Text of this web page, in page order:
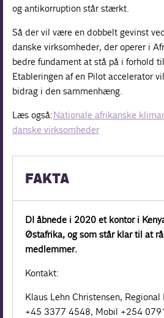
og antikorruption står stærkt.
Så der vil være en dobbelt gevinst
danske virksomheder, der operer i
bedre fundament at stå på i forhold
Etableringen af en Pilot accelerator
bidrag i den sammenhæng.
Læs også:Nationale afrikanske
danske virksomheder
FAKTA
DI åbnede i 2020 et kontor i
Østafrika, og som står klar til at
medlemmer.
Kontakt:
Klaus Lehn Christensen,
+45 3377 4548, Mobil +254